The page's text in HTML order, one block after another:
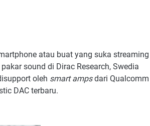
atau buat yang suka streaming
sound di Dirac Research, Swedia
oleh smart ampsdari Qualcomm
DAC terbaru.